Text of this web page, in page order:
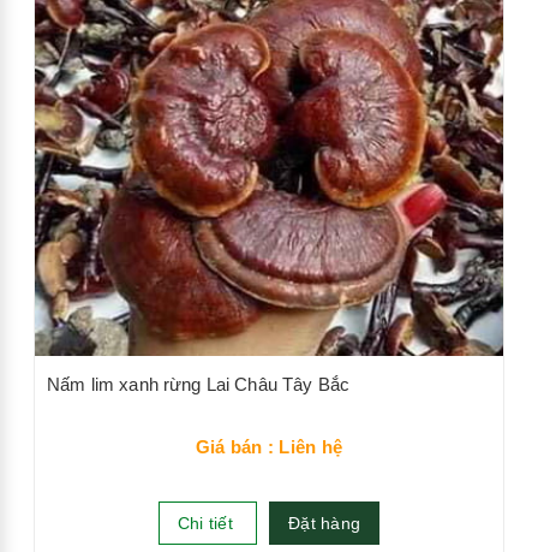
Nấm lim xanh rừng Lai Châu Tây Bắc
Giá bán : Liên hệ
Chi tiết Đặt hàng